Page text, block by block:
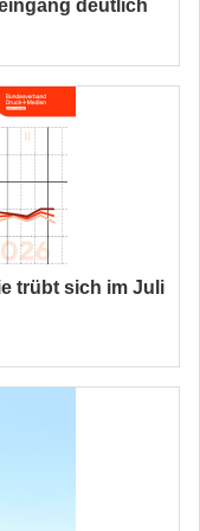
deutlich
trübt sich im Juli